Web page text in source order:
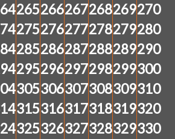
265266267268269270
275276277278279280
285286287288289290
295296297298299300
305306307308309310
315316317318319320
325326327328329330